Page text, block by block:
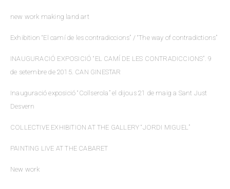
new work making land art
Exhibition “El camí de les contradiccions” / “The way of contradictions”
INAUGURACIÓ EXPOSICIÓ “EL CAMÍ DE LES CONTRADICCIONS”. 9
de setembre de 2015. CAN GINESTAR
Inauguració exposició “Collserola” el dijous 21 de maig a Sant Just
Desvern
COLLECTIVE EXHIBITION AT THE GALLERY “JORDI MIGUEL”
PAINTING LIVE AT THE CABARET
New work